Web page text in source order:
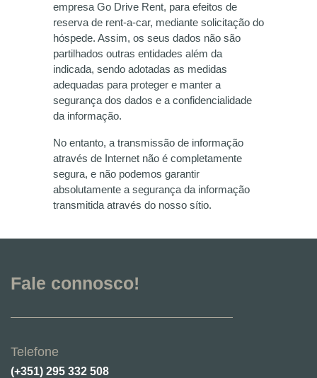
empresa Go Drive Rent, para efeitos de
reserva de rent-a-car, mediante solicitação do
hóspede. Assim, os seus dados não são
partilhados outras entidades além da
indicada, sendo adotadas as medidas
adequadas para proteger e manter a
segurança dos dados e a confidencialidade
da informação.
No entanto, a transmissão de informação
através de Internet não é completamente
segura, e não podemos garantir
absolutamente a segurança da informação
transmitida através do nosso sítio.
Fale connosco!
Telefone
(+351) 295 332 508